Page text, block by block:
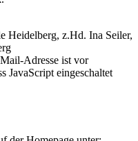
Heidelberg, z.Hd. Ina Seiler,
Adresse ist vor
JavaScript eingeschaltet